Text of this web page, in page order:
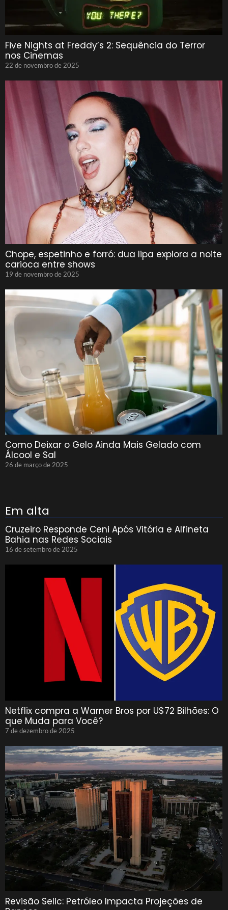
Five Nights at Freddy’s 2: Sequência do Terror
nos Cinemas
22 de novembro de 2025
Chope, espetinho e forró: dua lipa explora a noite
carioca entre shows
19 de novembro de 2025
Como Deixar o Gelo Ainda Mais Gelado com
Álcool e Sal
26 de março de 2025
Em alta
Cruzeiro Responde Ceni Após Vitória e Alfineta
Bahia nas Redes Sociais
16 de setembro de 2025
Netflix compra a Warner Bros por U$72 Bilhões: O
que Muda para Você?
7 de dezembro de 2025
Revisão Selic: Petróleo Impacta Projeções de